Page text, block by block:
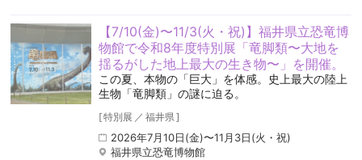
【7/10(金)〜11/3(火・祝)】福井県立恐竜博
物館で令和8年度特別展「竜脚類〜大地を
揺るがした地上最大の生き物〜」を開催。
この夏、本物の「巨大」を体感。史上最大の陸上
生物「竜脚類」の謎に迫る。
[特別展 ／ 福井県]
2026年7月10日(金)〜11月3日(火・祝)
福井県立恐竜博物館